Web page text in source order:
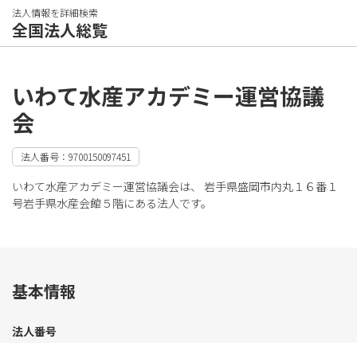
法人情報を詳細検索
全国法人総覧
いわて水産アカデミー運営協議
会
法人番号：9700150097451
いわて水産アカデミー運営協議会は、 岩手県盛岡市内丸１６番１
号岩手県水産会館５階にある法人です。
基本情報
法人番号